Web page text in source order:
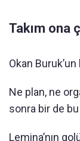
Takım ona
Okan Buruk’un
Ne plan, ne
sonra bir de
Lemina’nın